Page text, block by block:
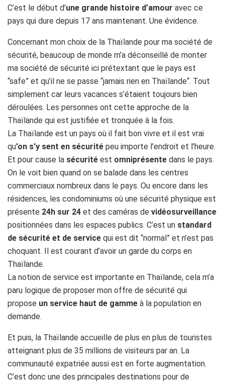
C’est le début d’une grande histoire d’amour avec ce
pays qui dure depuis 17 ans maintenant. Une évidence.
Concernant mon choix de la Thaïlande pour ma société de
sécurité, beaucoup de monde m’a déconseillé de monter
ma société de sécurité ici prétextant que le pays est
“safe” et qu’il ne se passe “jamais rien en Thaïlande“. Tout
simplement car leurs vacances s’étaient toujours bien
déroulées. Les personnes ont cette approche de la
Thaïlande qui est justifiée et tronquée à la fois.
La Thaïlande est un pays où il fait bon vivre et il est vrai
qu’on s’y sent en sécurité peu importe l’endroit et l’heure.
Et pour cause la sécurité est omniprésente dans le pays.
On le voit bien quand on se balade dans les centres
commerciaux nombreux dans le pays. Ou encore dans les
résidences, les condominiums où une sécurité physique est
présente 24h sur 24 et des caméras de vidéosurveillance
positionnées dans les espaces publics. C’est un standard
de sécurité et de service qui est dit “normal” et n’est pas
choquant. Il est courant d’avoir un garde du corps en
Thaïlande.
La notion de service est importante en Thaïlande, cela m’a
paru logique de proposer mon offre de sécurité qui
propose un service haut de gamme à la population en
demande.
Et puis, la Thaïlande accueille de plus en plus de touristes
atteignant plus de 35 millions de visiteurs par an. La
communauté expatriée aussi est en forte augmentation.
C’est donc une des principales destinations pour de